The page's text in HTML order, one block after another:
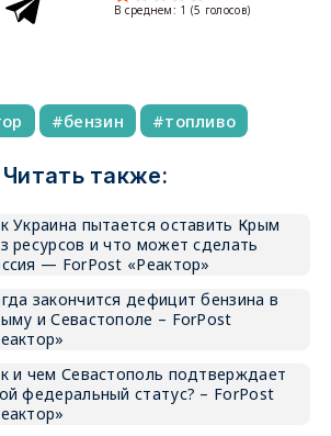
В среднем: 1 (5 голосов)
бензин топливо
Читать также:
Украина пытается оставить Крым
ресурсов и что может сделать
— ForPost «Реактор»
закончится дефицит бензина в
и Севастополе – ForPost
и чем Севастополь подтверждает
федеральный статус? – ForPost